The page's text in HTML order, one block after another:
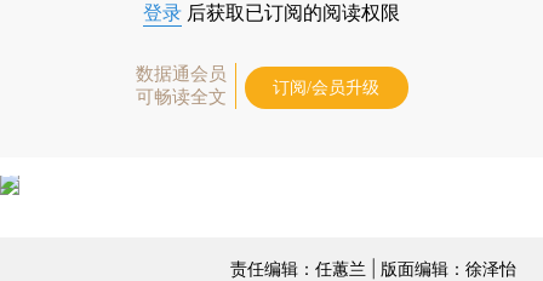
登录 后获取已订阅的阅读权限
数据通会员
可畅读全文
订阅/会员升级
责任编辑：任蕙兰 | 版面编辑：徐泽怡